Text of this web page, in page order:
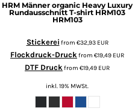
HRM Männer organic Heavy Luxury
Rundausschnitt T-shirt HRM103
HRM103
Stickerei from €32,93 EUR
Flockdruck-Druckfrom €19,49 EUR
DTF Druckfrom €19,49 EUR
inkl. 19% MWSt.